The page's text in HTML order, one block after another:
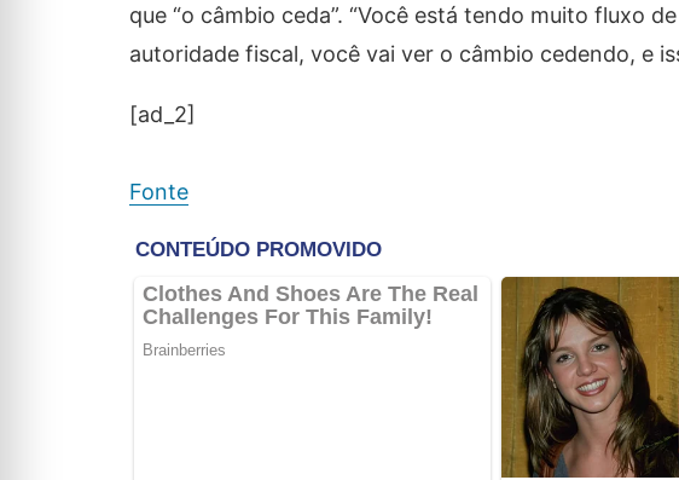
que “o câmbio ceda”. “Você está tendo muito fluxo
autoridade fiscal, você vai ver o câmbio cedendo, e
[ad_2]
Fonte